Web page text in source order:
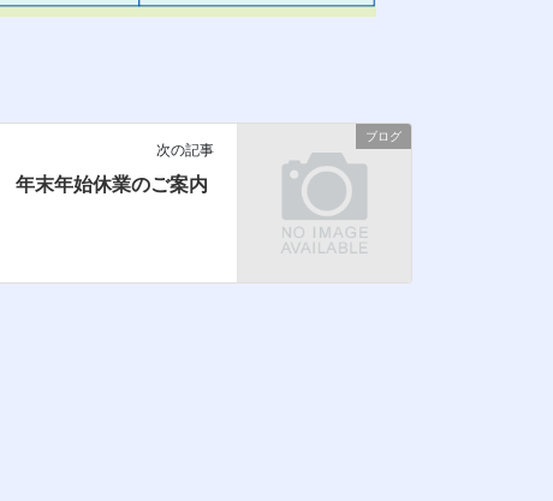
ブログ
次の記事
年末年始休業のご案内